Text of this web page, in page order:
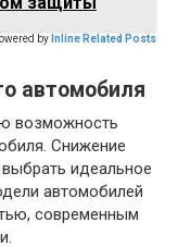
by Inline Related Posts
автомобиля
возможность
Снижение
идеальное
автомобилей
современным